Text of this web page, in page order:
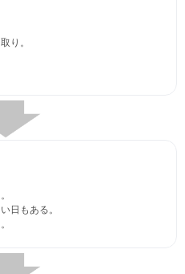
り。
日もある。